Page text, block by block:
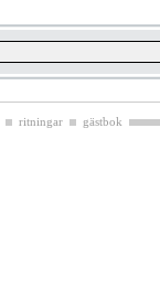
ritningar gästbok